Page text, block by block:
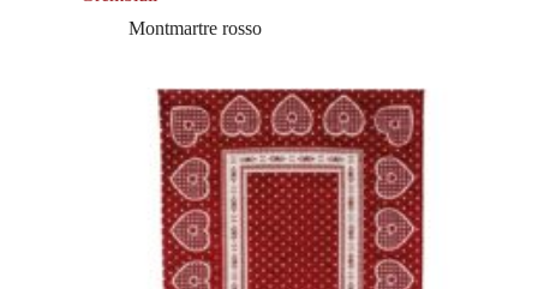
Montmartre rosso